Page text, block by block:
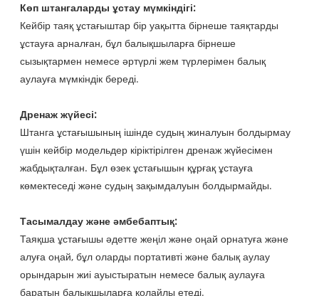
Көп штангаларды ұстау мүмкіндігі:
Кейбір таяқ ұстағыштар бір уақытта бірнеше таяқтарды
ұстауға арналған, бұл балықшыларға бірнеше
сызықтармен немесе әртүрлі жем түрлерімен балық
аулауға мүмкіндік береді.
Дренаж жүйесі:
Штанга ұстағышының ішінде судың жиналуын болдырмау
үшін кейбір модельдер кіріктірілген дренаж жүйесімен
жабдықталған. Бұл өзек ұстағышын құрғақ ұстауға
көмектеседі және судың зақымдалуын болдырмайды.
Тасымалдау және әмбебаптық:
Таяқша ұстағышы әдетте жеңіл және оңай орнатуға және
алуға оңай, бұл оларды портативті және балық аулау
орындарын жиі ауыстыратын немесе балық аулауға
баратын балықшыларға қолайлы етеді.